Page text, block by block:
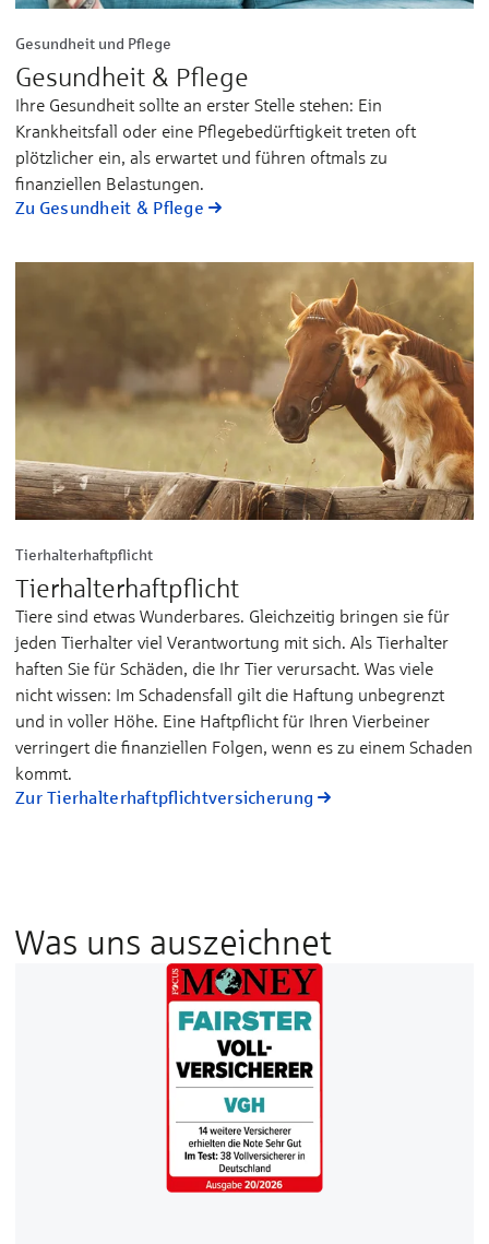
Gesundheit und Pflege
Gesundheit & Pflege
Ihre Gesundheit sollte an erster Stelle stehen: Ein
Krankheitsfall oder eine Pflegebedürftigkeit treten oft
plötzlicher ein, als erwartet und führen oftmals zu
finanziellen Belastungen.
Zu Gesundheit & Pflege
Tierhalterhaftpflicht
Tierhalterhaftpflicht
Tiere sind etwas Wunderbares. Gleichzeitig bringen sie für
jeden Tierhalter viel Verantwortung mit sich. Als Tierhalter
haften Sie für Schäden, die Ihr Tier verursacht. Was viele
nicht wissen: Im Schadensfall gilt die Haftung unbegrenzt
und in voller Höhe. Eine Haftpflicht für Ihren Vierbeiner
verringert die finanziellen Folgen, wenn es zu einem Schaden
kommt.
Zur Tierhalterhaftpflichtversicherung
Was uns auszeichnet